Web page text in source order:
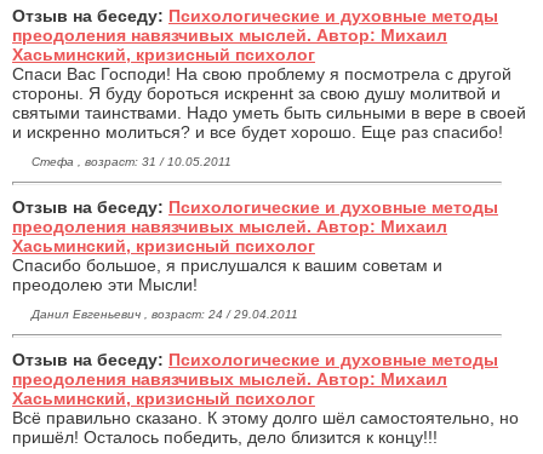
Отзыв на беседу: Психологические и духовные методы
преодоления навязчивых мыслей. Автор: Михаил
Хасьминский, кризисный психолог
Спаси Вас Господи! На свою проблему я посмотрела с другой
стороны. Я буду бороться искреннt за свою душу молитвой и
святыми таинствами. Надо уметь быть сильными в вере в своей
и искренно молиться? и все будет хорошо. Еще раз спасибо!
Стефа , возраст: 31 / 10.05.2011
Отзыв на беседу: Психологические и духовные методы
преодоления навязчивых мыслей. Автор: Михаил
Хасьминский, кризисный психолог
Спасибо большое, я прислушался к вашим советам и
преодолею эти Мысли!
Данил Евгеньевич , возраст: 24 / 29.04.2011
Отзыв на беседу: Психологические и духовные методы
преодоления навязчивых мыслей. Автор: Михаил
Хасьминский, кризисный психолог
Всё правильно сказано. К этому долго шёл самостоятельно, но
пришёл! Осталось победить, дело близится к концу!!!